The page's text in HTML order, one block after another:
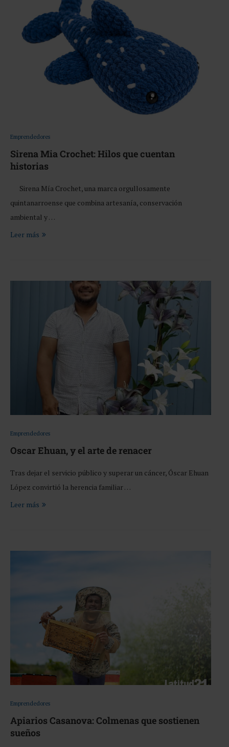
Emprendedores
Sirena Mia Crochet: Hilos que cuentan
historias
Sirena Mía Crochet, una marca orgullosamente
quintanarroense que combina artesanía, conservación
ambiental y …
Leer más
Emprendedores
Oscar Ehuan, y el arte de renacer
Tras dejar el servicio público y superar un cáncer, Óscar Ehuan
López convirtió la herencia familiar …
Leer más
Emprendedores
Apiarios Casanova: Colmenas que sostienen
sueños